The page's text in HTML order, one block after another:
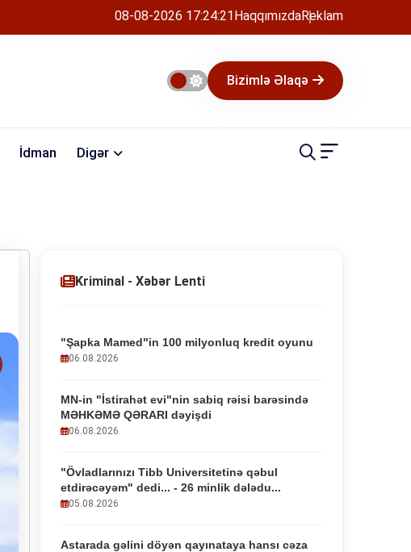
08-08-2026 17:24:21HaqqımızdaReklam
Bizimlə Əlaqə
İdman Digər
Kriminal - Xəbər Lenti
"Şapka Mamed"in 100 milyonluq kredit oyunu
06.08.2026
MN-in "İstirahət evi"nin sabiq rəisi barəsində
MƏHKƏMƏ QƏRARI dəyişdi
06.08.2026
"Övladlarınızı Tibb Universitetinə qəbul
etdirəcəyəm" dedi... - 26 minlik dələdu...
05.08.2026
Astarada gəlini döyən qayınataya hansı cəza